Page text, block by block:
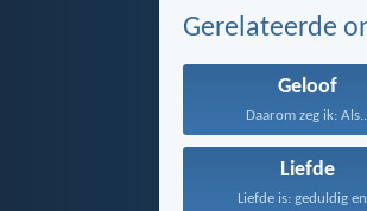
Gerelateerde
Geloof
Daarom zeg ik:
Liefde
Liefde is: geduldig